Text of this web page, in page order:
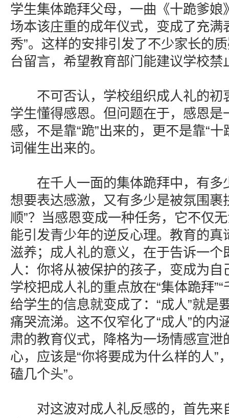
学生集体跪拜父母，一曲《十跪爹娘
场本该庄重的成年仪式，变成了充满
秀”。这样的安排引发了不少家长的
台留言，希望教育部门能建议学校禁
不可否认，学校组织成人礼的初
学生懂得感恩。但问题在于，感恩是
感，不是靠“跪”出来的，更不是靠“
词催生出来的。
在千人一面的集体跪拜中，有多
想要表达感激，又有多少是被氛围裹
顺”？当感恩变成一种任务，它不仅
能引发青少年的逆反心理。教育的真
滋养；成人礼的意义，在于告诉一个
人：你将从被保护的孩子，变成为自
学校把成人礼的重点放在“集体跪拜
给学生的信息就变成了：“成人”就是
痛哭流涕。这不仅窄化了“成人”的内
肃的教育仪式，降格为一场情感宣泄
心，应该是“你将要成为什么样的人”
磕几个头”。
对这波对成人礼反感的，首先来